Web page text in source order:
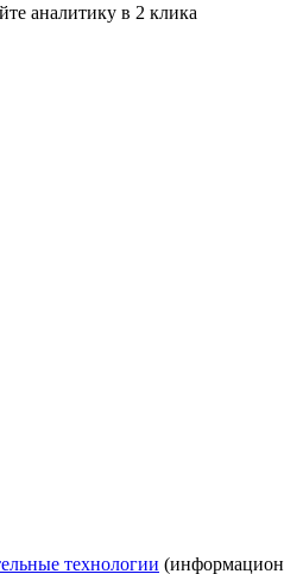
аналитику в 2 клика
технологии